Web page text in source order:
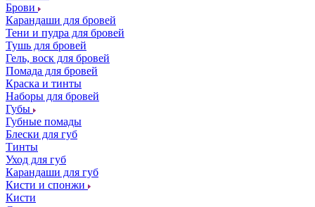
Брови
Карандаши для бровей
Тени и пудра для бровей
Тушь для бровей
Гель, воск для бровей
Помада для бровей
Краска и тинты
Наборы для бровей
Губы
Губные помады
Блески для губ
Тинты
Уход для губ
Карандаши для губ
Кисти и спонжи
Кисти